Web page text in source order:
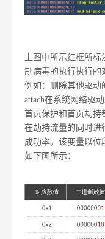
上图中所示红框所
制病毒的执行执行的
例如：删除其他驱动
attach在系统网络驱
首页保护和首页劫持
在劫持流量的同时进
成功率。该变量以位
如下图所示：